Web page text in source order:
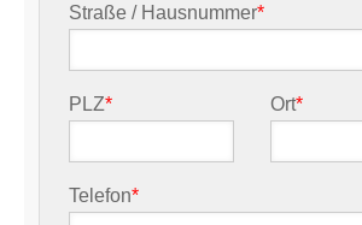
Straße / Hausnummer*
PLZ* Ort*
Telefon*